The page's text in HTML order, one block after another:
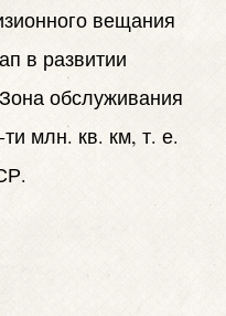
вещания
в развитии
обслуживания
млн. кв. км, т. е.